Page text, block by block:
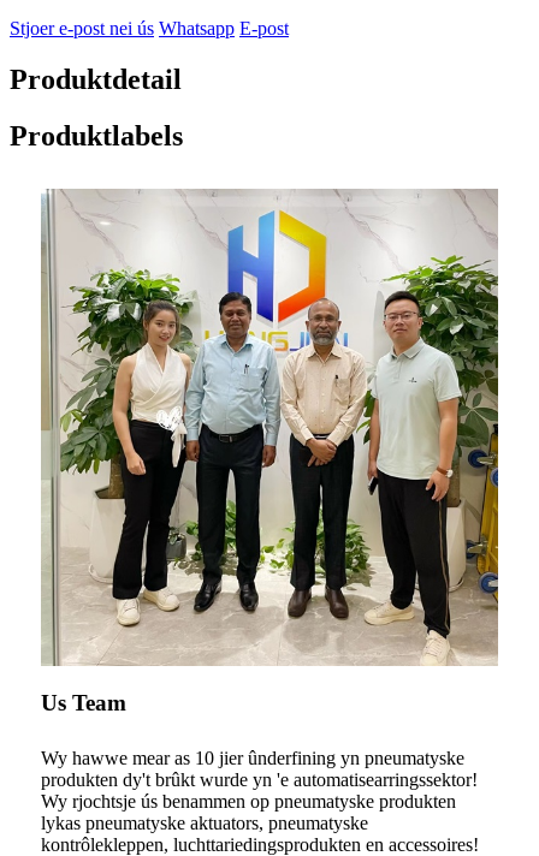
Stjoer e-post nei ús Whatsapp E-post
Produktdetail
Produktlabels
Us Team
Wy hawwe mear as 10 jier ûnderfining yn pneumatyske
produkten dy't brûkt wurde yn 'e automatisearringssektor!
Wy rjochtsje ús benammen op pneumatyske produkten
lykas pneumatyske aktuators, pneumatyske
kontrôlekleppen, luchttariedingsprodukten en accessoires!